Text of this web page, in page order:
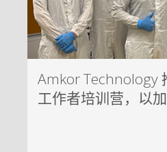
Amkor Technology
工作者培训营，以